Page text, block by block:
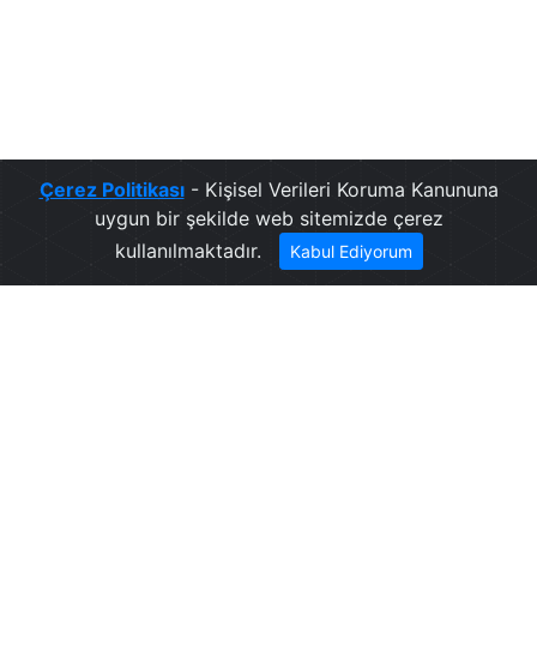
Çerez Politikası- Kişisel Verileri Koruma Kanununa
uygun bir şekilde web sitemizde çerez
kullanılmaktadır.
Kabul Ediyorum